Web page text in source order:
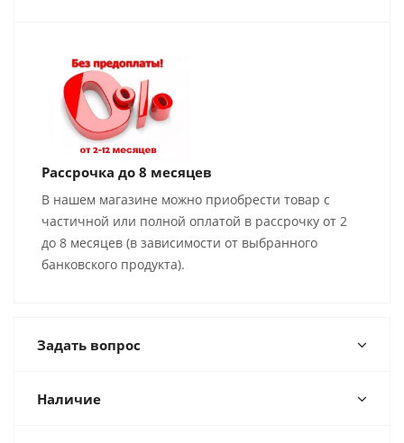
Рассрочка до 8 месяцев
В нашем магазине можно приобрести товар с
частичной или полной оплатой в рассрочку от 2
до 8 месяцев (в зависимости от выбранного
банковского продукта).
Задать вопрос
Наличие